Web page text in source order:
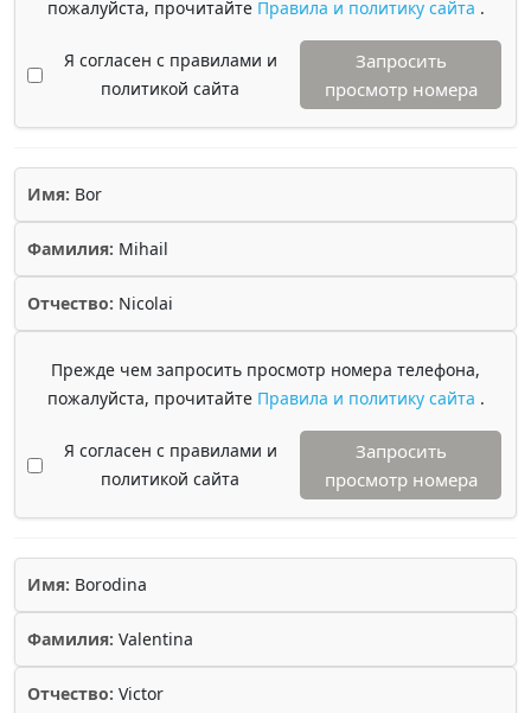
пожалуйста, прочитайте Правила и политику сайта .
Я согласен с правилами и
политикой сайта
Запросить
просмотр номера
Имя: Bor
Фамилия: Mihail
Отчество: Nicolai
Прежде чем запросить просмотр номера телефона,
пожалуйста, прочитайте Правила и политику сайта .
Я согласен с правилами и
политикой сайта
Запросить
просмотр номера
Имя: Borodina
Фамилия: Valentina
Отчество: Victor